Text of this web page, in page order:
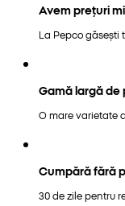
Avem prețuri
La Pepco găsești
Gamă largă de
O mare varietate
Cumpără fără
30 de zile pentru